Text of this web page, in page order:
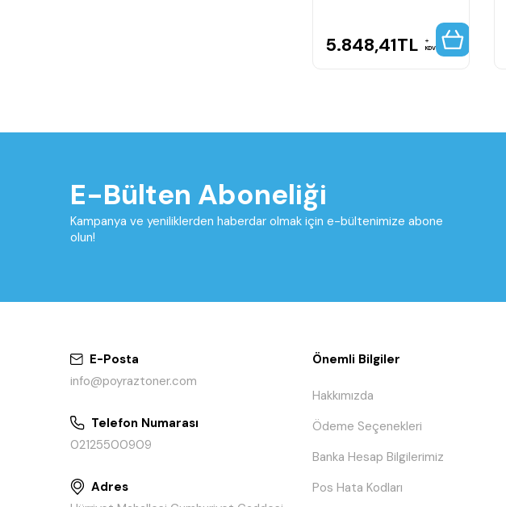
5.848,41TL KDV
E-Bülten Aboneliği
Kampanya ve yeniliklerden haberdar olmak için e-bültenimize abone
olun!
E-Posta
info@poyraztoner.com
Telefon Numarası
02125500909
Adres
Önemli Bilgiler
Hakkımızda
Ödeme Seçenekleri
Banka Hesap Bilgilerimiz
Pos Hata Kodları